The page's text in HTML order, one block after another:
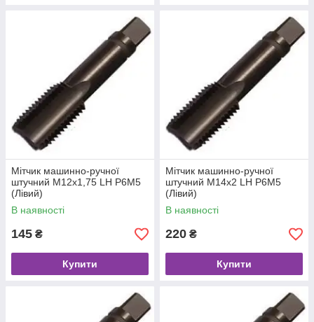
Мітчик машинно-ручної
штучний М12х1,75 LH Р6М5
(Лівий)
В наявності
145 ₴
Купити
Мітчик машинно-ручної
штучний М14х2 LH Р6М5
(Лівий)
В наявності
220 ₴
Купити